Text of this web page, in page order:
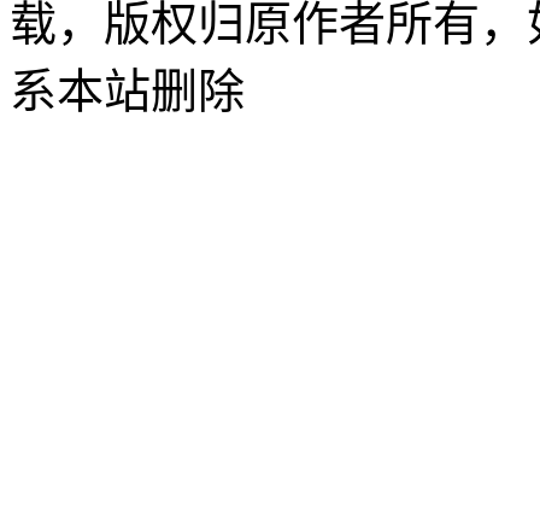
载，版权归原作者所有
系本站删除